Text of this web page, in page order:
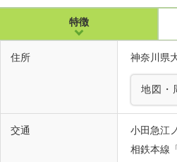
特徴
住所 神奈川県
地図・
交通
小田急江
相鉄本線